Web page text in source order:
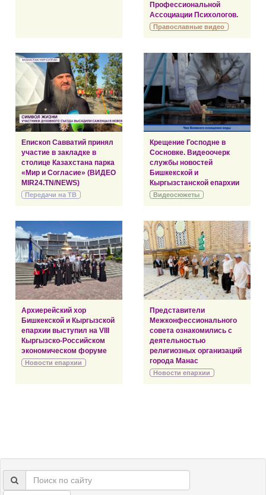
Профессиональной
Ассоциации Психологов.
Православные видео
Епископ Савватий принял
участие в закладке в
столице Казахстана парка
«Мир и Согласие» (ВИДЕО
MIR24.TN/NEWS)
Передачи на ТВ
Крещение Господне в
Сосновке. Видеоочерк
службы новостей
Бишкекской и
Кыргызстанской епархии
Видеосюжеты
Архиерейский хор
Бишкекской и Кыргызской
епархии выступил на VIII
Кыргызско-Российском
экономическом форуме
Новости епархии
Представители
Межконфессионального
совета ознакомились с
деятельностью
религиозных организаций
города Манас
Новости епархии